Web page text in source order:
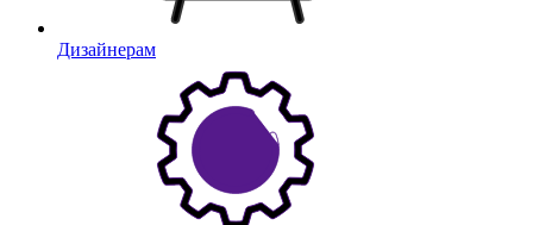
Дизайнерам